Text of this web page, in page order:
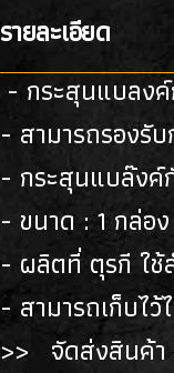
รายละเอียด
- กระสุนแบลง
- สามารถรองรั
- กระสุนแบล๊งค์
- ขนาด : 1 กล่อ
- ผลิตที่ ตุรกี ใช้
- สามารถเก็บไ
>> จัดส่งสินค้า